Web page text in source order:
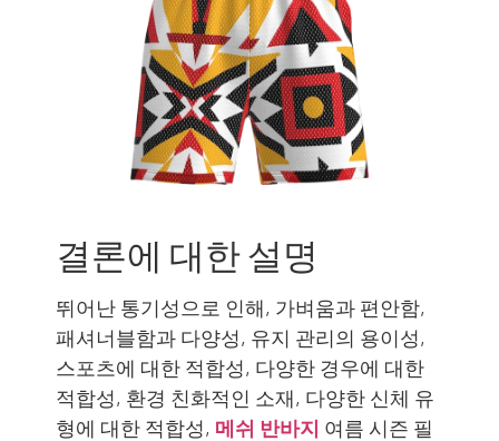
결론에 대한 설명
뛰어난 통기성으로 인해, 가벼움과 편안함,
패셔너블함과 다양성, 유지 관리의 용이성,
스포츠에 대한 적합성, 다양한 경우에 대한
적합성, 환경 친화적인 소재, 다양한 신체 유
형에 대한 적합성, 메쉬 반바지 여름 시즌 필